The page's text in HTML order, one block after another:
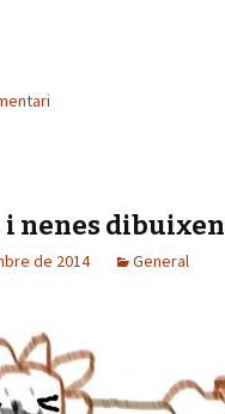
i nenes
de 2014 General